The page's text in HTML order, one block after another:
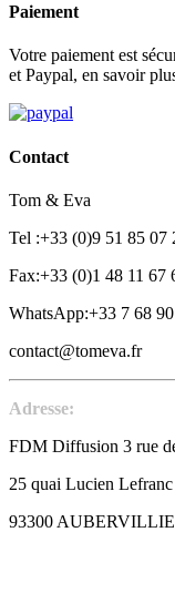
Paiement
Votre paiement est
et Paypal, en savoir
Contact
Tom & Eva
Tel :+33 (0)9 51 85 07
Fax:+33 (0)1 48 11 67
WhatsApp:+33 7 68
contact@tomeva.fr
Adresse:
FDM Diffusion 3 rue
25 quai Lucien Lefranc
93300